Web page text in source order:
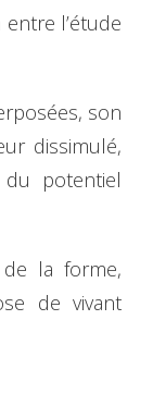
l’étude
son
dissimulé,
potentiel
de la forme,
de vivant